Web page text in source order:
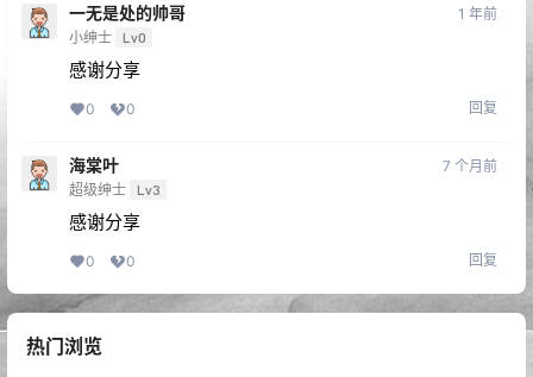
一无是处的帅哥
小绅士 Lv0
1 年前
感谢分享
0 0 回复
海棠叶
超级绅士 Lv3
7 个月前
感谢分享
0 0 回复
热门浏览